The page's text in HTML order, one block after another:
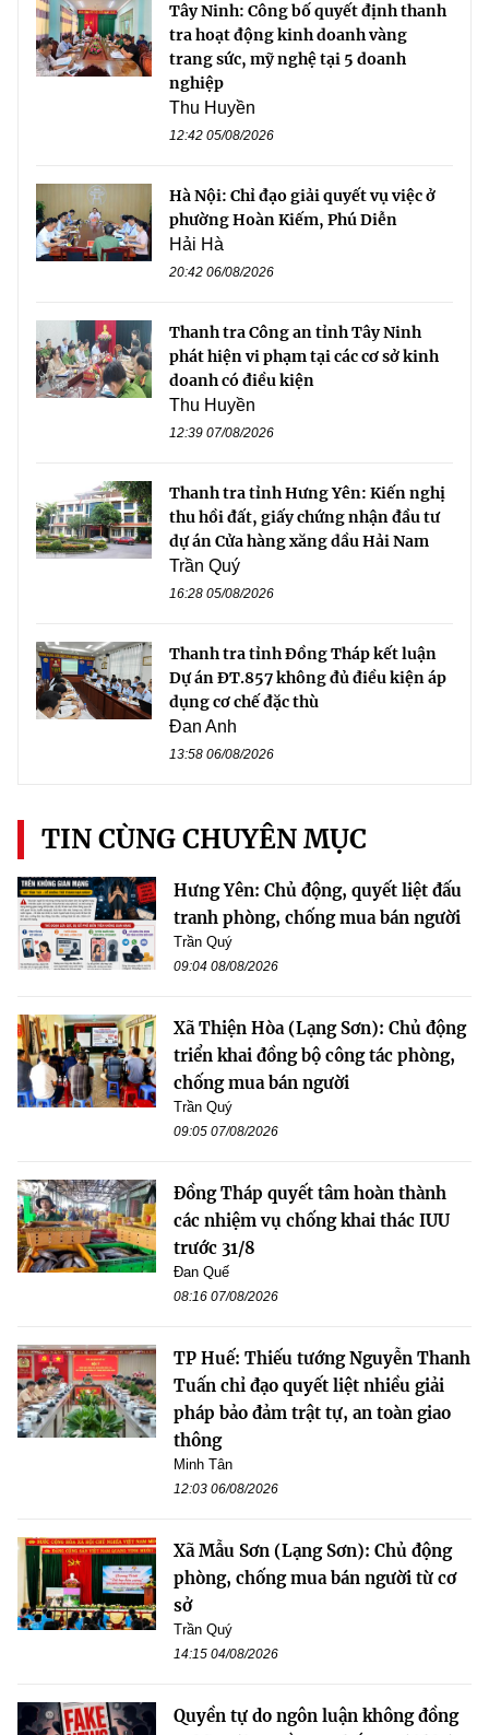
Tây Ninh: Công bố quyết định thanh
tra hoạt động kinh doanh vàng
trang sức, mỹ nghệ tại 5 doanh
nghiệp
Thu Huyền
12:42 05/08/2026
Hà Nội: Chỉ đạo giải quyết vụ việc ở
phường Hoàn Kiếm, Phú Diễn
Hải Hà
20:42 06/08/2026
Thanh tra Công an tỉnh Tây Ninh
phát hiện vi phạm tại các cơ sở kinh
doanh có điều kiện
Thu Huyền
12:39 07/08/2026
Thanh tra tỉnh Hưng Yên: Kiến nghị
thu hồi đất, giấy chứng nhận đầu tư
dự án Cửa hàng xăng dầu Hải Nam
Trần Quý
16:28 05/08/2026
Thanh tra tỉnh Đồng Tháp kết luận
Dự án ĐT.857 không đủ điều kiện áp
dụng cơ chế đặc thù
Đan Anh
13:58 06/08/2026
TIN CÙNG CHUYÊN MỤC
Hưng Yên: Chủ động, quyết liệt đấu
tranh phòng, chống mua bán người
Trần Quý
09:04 08/08/2026
Xã Thiện Hòa (Lạng Sơn): Chủ động
triển khai đồng bộ công tác phòng,
chống mua bán người
Trần Quý
09:05 07/08/2026
Đồng Tháp quyết tâm hoàn thành
các nhiệm vụ chống khai thác IUU
trước 31/8
Đan Quế
08:16 07/08/2026
TP Huế: Thiếu tướng Nguyễn Thanh
Tuấn chỉ đạo quyết liệt nhiều giải
pháp bảo đảm trật tự, an toàn giao
thông
Minh Tân
12:03 06/08/2026
Xã Mẫu Sơn (Lạng Sơn): Chủ động
phòng, chống mua bán người từ cơ
sở
Trần Quý
14:15 04/08/2026
Quyền tự do ngôn luận không đồng